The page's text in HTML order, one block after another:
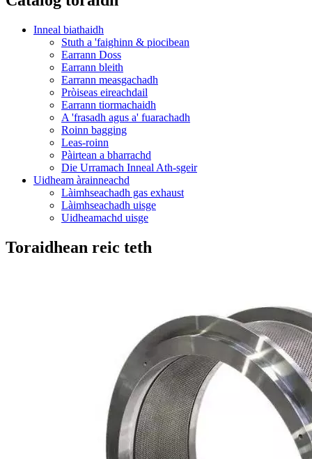
Inneal biathaidh
Stuth a 'faighinn & piocibean
Earrann Doss
Earrann bleith
Earrann measgachadh
Pròiseas eireachdail
Earrann tiormachaidh
A 'frasadh agus a' fuarachadh
Roinn bagging
Leas-roinn
Pàirtean a bharrachd
Die Urramach Inneal Ath-sgeir
Uidheam àrainneachd
Làimhseachadh gas exhaust
Làimhseachadh uisge
Uidheamachd uisge
Toraidhean reic teth